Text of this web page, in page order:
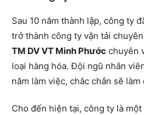
Sau 10 năm thành lập, công ty
trở thành công ty vận tải
TM DV VT Minh Phước chuyên
loại hàng hóa. Đội ngũ nhân
năm làm việc, chắc chắn sẽ
Cho đến hiện tại, công ty là